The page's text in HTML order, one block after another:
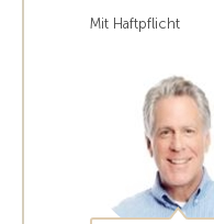
Mit Haftpflicht